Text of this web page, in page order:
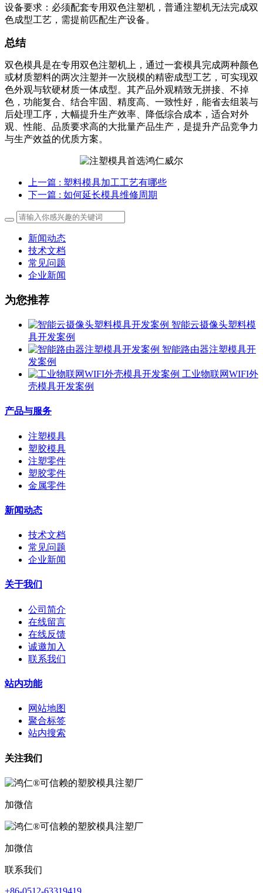
设备要求：必须配套专用双色注塑机，普通注塑机无法完成双
色成型工艺，需提前匹配生产设备。
总结
双色模具是在专用双色注塑机上，通过一套模具完成两种颜色
或材质塑料的两次注塑并一次脱模的精密成型工艺，可实现双
色外观与软硬材质一体成型。其产品外观精致无拼接、不掉
色，功能复合、结合牢固、精度高、一致性好，能省去组装与
后处理工序，大幅提升生产效率、降低综合成本，适合对外
观、性能、品质要求高的大批量产品生产，是提升产品竞争力
与生产效益的优质方案。
上一篇 : 塑料模具加工工艺有哪些
下一篇 : 如何延长模具维修周期
新闻动态
技术文档
常见问题
企业新闻
为您推荐
智能云摄像头塑料模
具开发案例
智能路由器注塑模具开
发案例
工业物联网WIFI外
壳模具开发案例
产品与服务
注塑模具
塑胶模具
注塑零件
塑胶零件
金属零件
新闻动态
技术文档
常见问题
企业新闻
关于我们
公司简介
在线留言
在线反馈
诚邀加入
联系我们
站内功能
网站地图
聚合标签
站内搜索
关注我们
加微信
加微信
联系我们
+86-0512-63319419